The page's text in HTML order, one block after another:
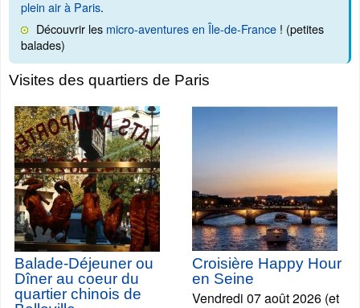
plein air à Paris.
Découvrir les micro-aventures en Île-de-France ! (petites
balades)
Visites des quartiers de Paris
Balade-Déjeuner ou
Dîner au coeur du
quartier chinois de
Croisière Happy Hour
en Seine
Vendredi 07 août 2026 (et